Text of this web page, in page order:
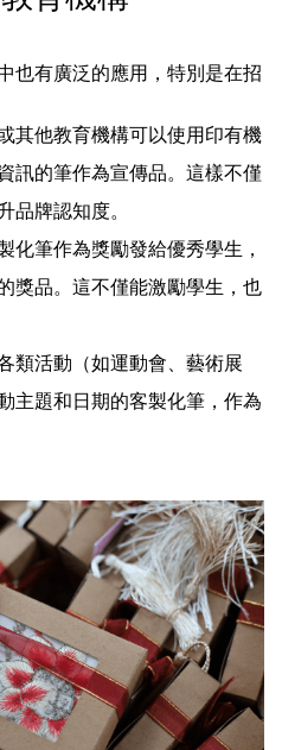
也有廣泛的應用，特別是在招
其他教育機構可以使用印有機
訊的筆作為宣傳品。這樣不僅
品牌認知度。
化筆作為獎勵發給優秀學生，
獎品。這不僅能激勵學生，也
類活動（如運動會、藝術展
主題和日期的客製化筆，作為